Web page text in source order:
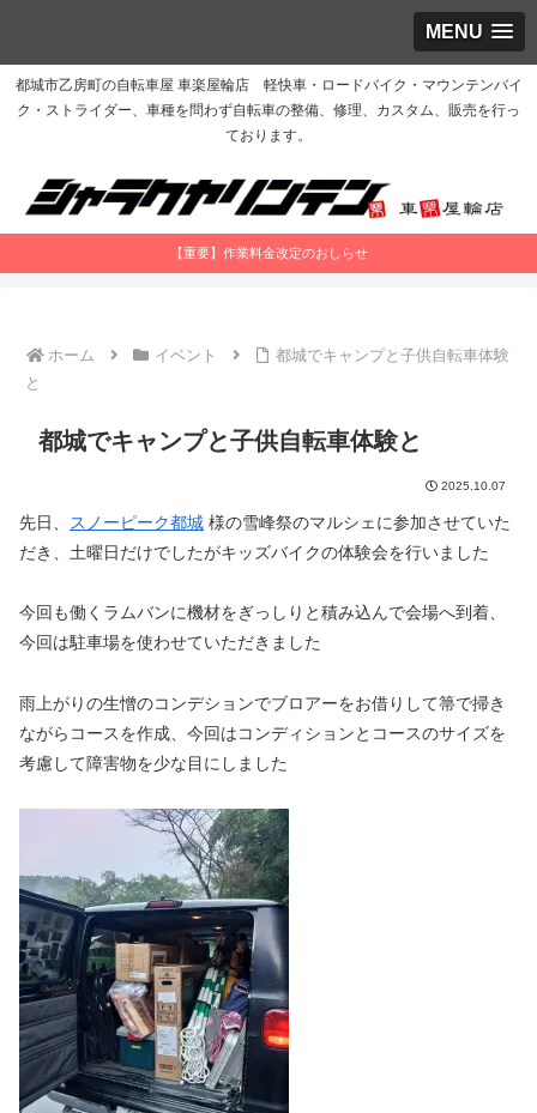
MENU
都城市乙房町の自転車屋 車楽屋輪店 軽快車・ロードバイク・マウンテンバイ
ク・ストライダー、車種を問わず自転車の整備、修理、カスタム、販売を行っ
ております。
【重要】作業料金改定のおしらせ
ホーム イベント
都城でキャンプと子供自転車体験
と
都城でキャンプと子供自転車体験と
2025.10.07
先日、 スノーピーク都城 様の雪峰祭のマルシェに参加させていた
だき、土曜日だけでしたがキッズバイクの体験会を行いました
今回も働くラムバンに機材をぎっしりと積み込んで会場へ到着、
今回は駐車場を使わせていただきました
雨上がりの生憎のコンデションでブロアーをお借りして箒で掃き
ながらコースを作成、今回はコンディションとコースのサイズを
考慮して障害物を少な目にしました